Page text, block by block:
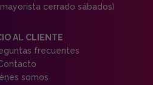
cerrado sábados)
AL CLIENTE
frecuentes
somos